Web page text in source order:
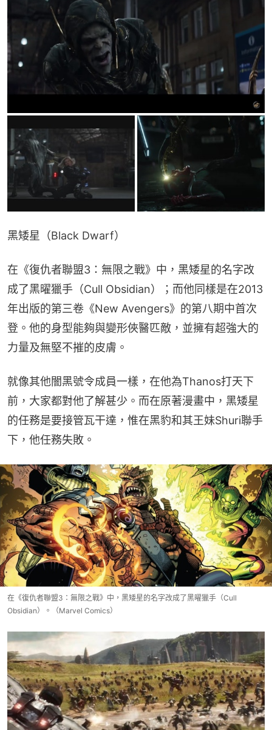
黑矮星（Black Dwarf）
在《復仇者聯盟3：無限之戰》中，黑矮星的名字改
成了黑曜獵手（Cull Obsidian）；而他同樣是在2013
年出版的第三卷《New Avengers》的第八期中首次
登。他的身型能夠與變形俠醫匹敵，並擁有超強大的
力量及無堅不摧的皮膚。
就像其他闇黑號令成員一樣，在他為Thanos打天下
前，大家都對他了解甚少。而在原著漫畫中，黑矮星
的任務是要接管瓦干達，惟在黑豹和其王妹Shuri聯手
下，他任務失敗。
在《復仇者聯盟3：無限之戰》中，黑矮星的名字改成了黑曜獵手（Cull
Obsidian）。（Marvel Comics）